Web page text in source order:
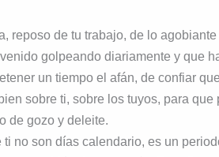
reposo de tu trabajo, de lo
golpeando diariamente y que
un tiempo el afán, de confiar
sobre ti, sobre los tuyos, para
de gozo y deleite.
no son días calendario, es un